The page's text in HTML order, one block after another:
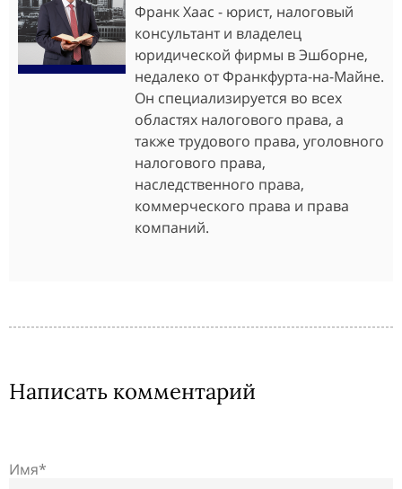
Франк Хаас - юрист, налоговый
консультант и владелец
юридической фирмы в Эшборне,
недалеко от Франкфурта-на-Майне.
Он специализируется во всех
областях налогового права, а
также трудового права, уголовного
налогового права,
наследственного права,
коммерческого права и права
компаний.
Написать комментарий
Имя*